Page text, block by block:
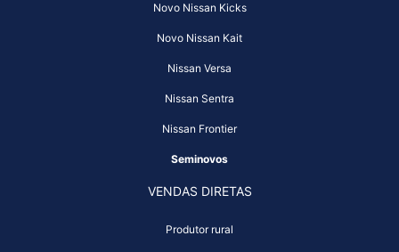
Novo Nissan Kicks
Novo Nissan Kait
Nissan Versa
Nissan Sentra
Nissan Frontier
Seminovos
VENDAS DIRETAS
Produtor rural